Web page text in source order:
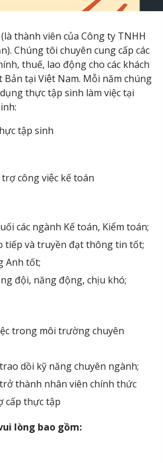
(là thành viên của Công ty TNHH
Chúng tôi chuyên cung cấp các
thuế, lao động cho các khách
Bản tại Việt Nam. Mỗi năm chúng
thực tập sinh làm việc tại
tập sinh
trợ công việc kế toán
các ngành Kế toán, Kiểm toán;
tiếp và truyền đạt thông tin tốt;
Anh tốt;
đội, năng động, chịu khó;
trong môi trường chuyên
dồi kỹ năng chuyên ngành;
thành nhân viên chính thức
cấp thực tập
lòng bao gồm: